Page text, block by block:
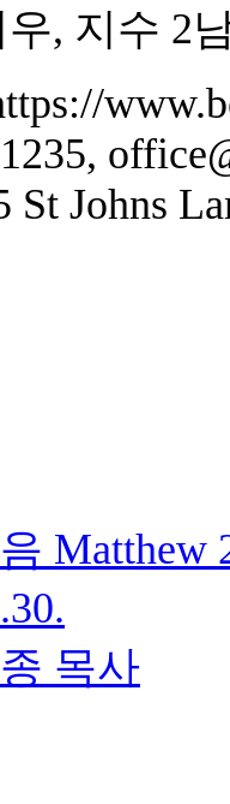
, 지수 2
St Johns
Matthew
목사